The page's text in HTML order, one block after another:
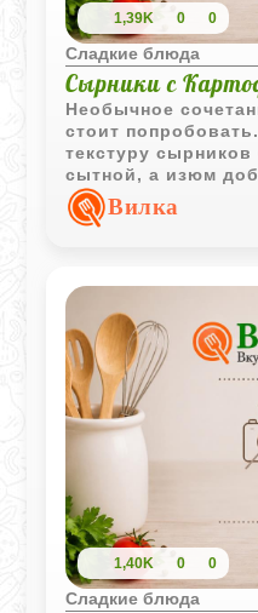
1,39K 0 0
Сладкие блюда
Сырники с
Необычное
стоит
текстуру
сытной, а изюм
сладость. Это
плотного завтрака
со щедрой ложкой
так вкуснее всего.
Вилка
1,40K 0 0
Сладкие блюда